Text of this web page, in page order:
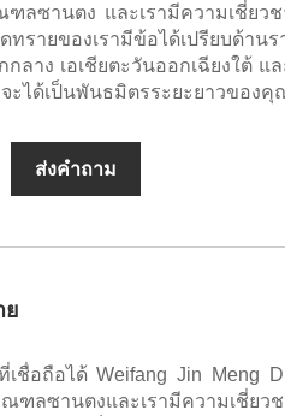
ฑลซานตง และเรามีความเชี่ยว
ายของเรามีข้อได้เปรียบด้าน
ลาง เอเชียตะวันออกเฉียงใต้ แ
จะได้เป็นพันธมิตรระยะยาวของ
ส่งคำถาม
ย
เชื่อถือได้ Weifang Jin Meng
ลซานตงและเรามีความเชี่ยว